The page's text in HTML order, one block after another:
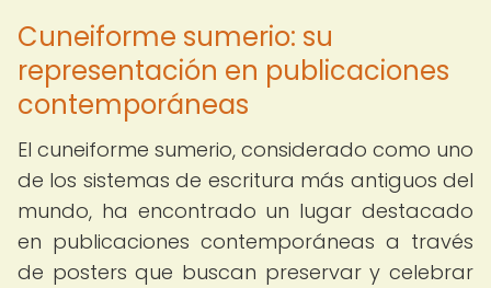
Cuneiforme sumerio: su
representación en publicaciones
contemporáneas
El cuneiforme sumerio, considerado como uno
de los sistemas de escritura más antiguos del
mundo, ha encontrado un lugar destacado
en publicaciones contemporáneas a través
de posters que buscan preservar y celebrar